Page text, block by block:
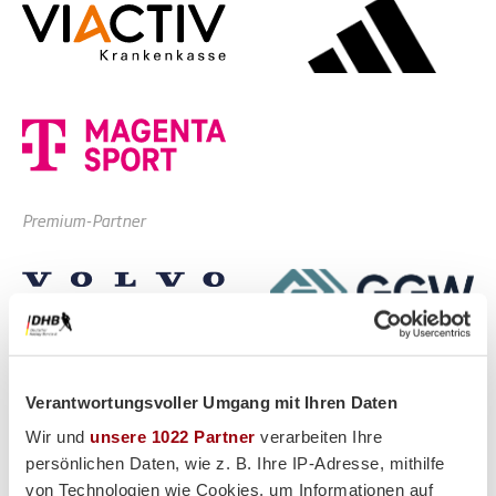
Verantwortungsvoller Umgang mit Ihren Daten
Wir und unsere 1022 Partner verarbeiten Ihre
persönlichen Daten, wie z. B. Ihre IP-Adresse, mithilfe
von Technologien wie Cookies, um Informationen auf
Premium-Partner